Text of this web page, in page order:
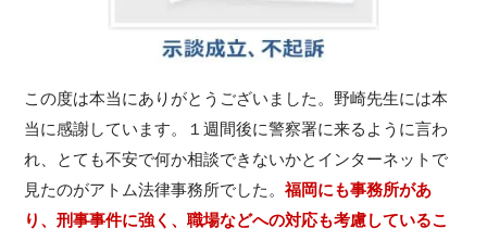
この度は本当にありがとうございました。野崎先生には本
当に感謝しています。１週間後に警察署に来るように言わ
れ、とても不安で何か相談できないかとインターネットで
見たのがアトム法律事務所でした。福岡にも事務所があ
り、刑事事件に強く、職場などへの対応も考慮しているこ